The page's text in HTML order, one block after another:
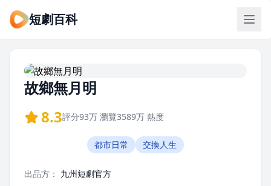
短劇百科
故鄉無月明
8.3評分93万 瀏覽3589万 熱度
都市日常 交換人生
出品方： 九州短劇官方